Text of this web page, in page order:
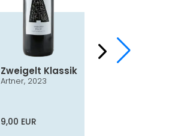
Zweigelt Klassik
Artner, 2023
9,00 EUR